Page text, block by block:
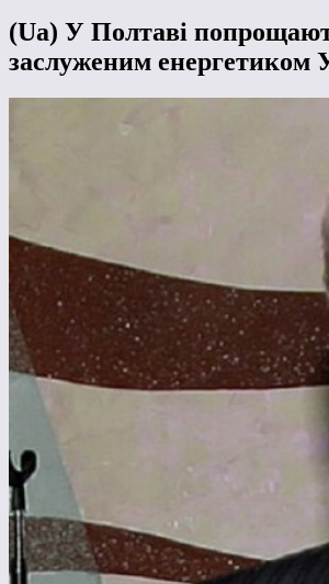
(Ua) У Полтаві
заслуженим енергетиком